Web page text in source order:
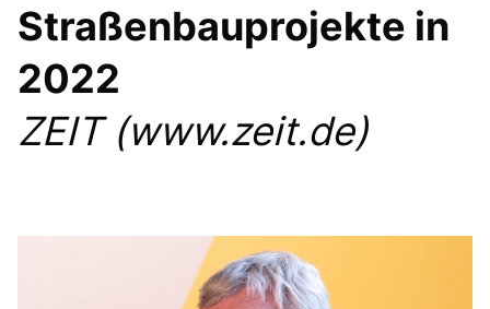
Redebeiträge
Anträge CDU
CDU Deutschland
CDU Fraktion im Brandenburger Landtag
CDU Brandenburg
Straßenbauprojekte in
2022
ZEIT (www.zeit.de)